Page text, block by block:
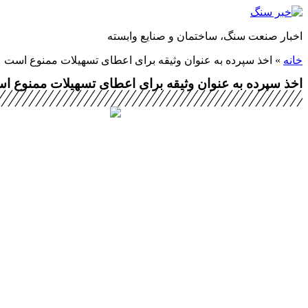
پرش
محتوا
اخبار صنعت سنگ، ساختمان و صنایع وابسته
خانه » اخذ سپرده به عنوان وثیقه برای اعطای تسهیلات ممنوع است
اخذ سپرده به عنوان وثیقه برای اعطای تسهیلات